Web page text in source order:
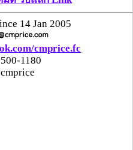
ยสำคัญคดีค้ายาเสพติด ซึ่ง
เปิดบัญชีจะได้รับค่าจ้างบัญชี
วลา 4-5 เดือน พบเงิน
มีการจ้างลูกบ้านกว่า 30 คน
14 Jan 2005
cmprice.fc
1180
cmprice